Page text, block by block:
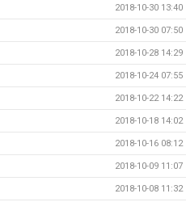
2018-10-30 13:40
2018-10-30 07:50
2018-10-28 14:29
2018-10-24 07:55
2018-10-22 14:22
2018-10-18 14:02
2018-10-16 08:12
2018-10-09 11:07
2018-10-08 11:32